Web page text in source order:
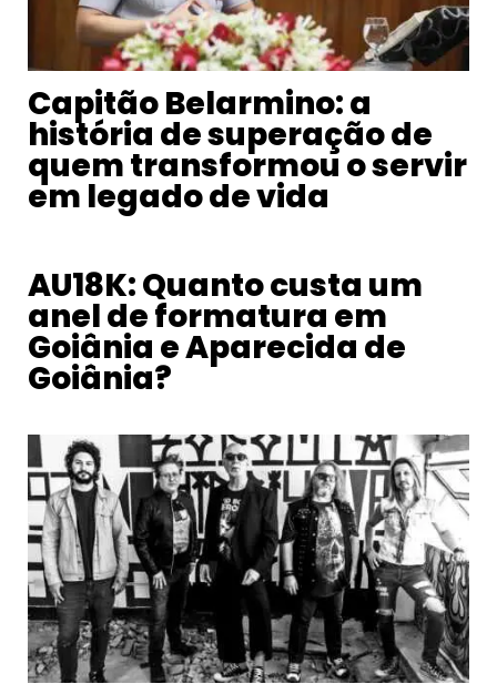
Capitão Belarmino: a
história de superação de
quem transformou o servir
em legado de vida
AU18K: Quanto custa um
anel de formatura em
Goiânia e Aparecida de
Goiânia?